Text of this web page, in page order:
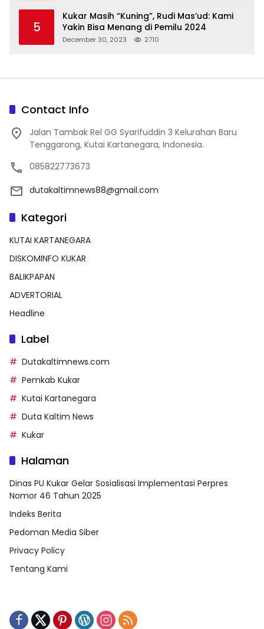
5
Kukar Masih “Kuning”, Rudi Mas’ud: Kami
Yakin Bisa Menang di Pemilu 2024
December 30, 2023 2710
Contact Info
Jalan Tambak Rel GG Syarifuddin 3 Kelurahan Baru
Tenggarong, Kutai Kartanegara, Indonesia.
085822773673
dutakaltimnews88@gmail.com
Kategori
KUTAI KARTANEGARA
DISKOMINFO KUKAR
BALIKPAPAN
ADVERTORIAL
Headline
Label
Dutakaltimnews.com
Pemkab Kukar
Kutai Kartanegara
Duta Kaltim News
Kukar
Halaman
Dinas PU Kukar Gelar Sosialisasi Implementasi Perpres
Nomor 46 Tahun 2025
Indeks Berita
Pedoman Media Siber
Privacy Policy
Tentang Kami